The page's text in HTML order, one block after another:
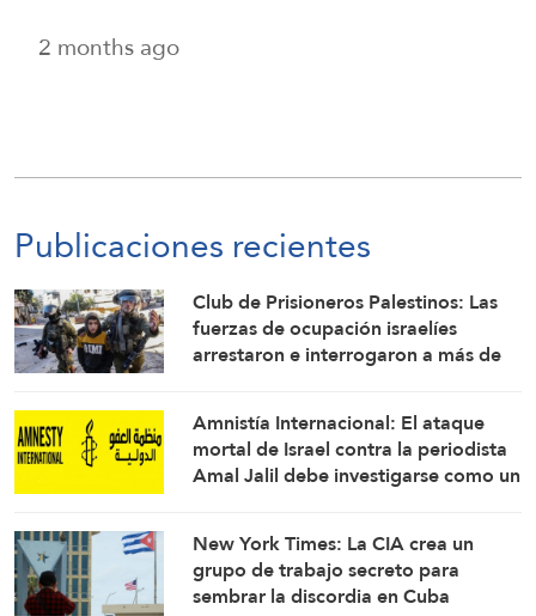
2 months ago
Publicaciones recientes
Club de Prisioneros Palestinos: Las
fuerzas de ocupación israelíes
arrestaron e interrogaron a más de
Amnistía Internacional: El ataque
mortal de Israel contra la periodista
Amal Jalil debe investigarse como un
New York Times: La CIA crea un
grupo de trabajo secreto para
sembrar la discordia en Cuba